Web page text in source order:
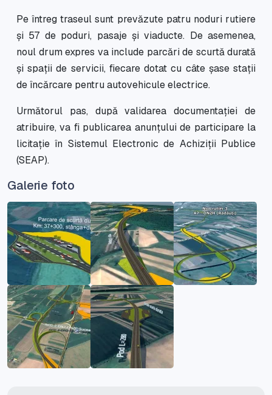
Pe întreg traseul sunt prevăzute patru noduri rutiere
și 57 de poduri, pasaje și viaducte. De asemenea,
noul drum expres va include parcări de scurtă durată
și spații de servicii, fiecare dotat cu câte șase stații
de încărcare pentru autovehicule electrice.
Următorul pas, după validarea documentației de
atribuire, va fi publicarea anunțului de participare la
licitație în Sistemul Electronic de Achiziții Publice
(SEAP).
Galerie foto